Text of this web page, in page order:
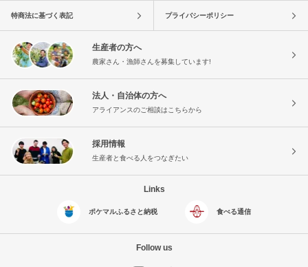
特商法に基づく表記 プライバシーポリシー
生産者の方へ
農家さん・漁師さんを募集しています!
法人・自治体の方へ
アライアンスのご相談はこちらから
採用情報
生産者と食べる人をつなぎたい
Links
ポケマルふるさと納税 食べる通信
Follow us